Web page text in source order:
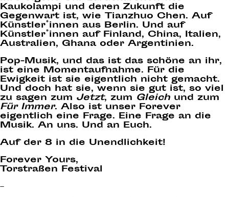
Kaukolampi und deren Zukunft die
Gegenwart ist, wie Tianzhuo Chen. Auf
Künstler*innen aus Berlin. Und auf
Künstler*innen auf Finland, China, Italien,
Australien, Ghana oder Argentinien.
Pop-Musik, und das ist das schöne an ihr,
ist eine Momentaufnahme. Für die
Ewigkeit ist sie eigentlich nicht gemacht.
Und doch hat sie, wenn sie gut ist, so viel
zu sagen zum Jetzt, zum Gleich und zum
Für Immer. Also ist unser Forever
eigentlich eine Frage. Eine Frage an die
Musik. An uns. Und an Euch.
Auf der 8 in die Unendlichkeit!
Forever Yours,
Torstraßen Festival
–